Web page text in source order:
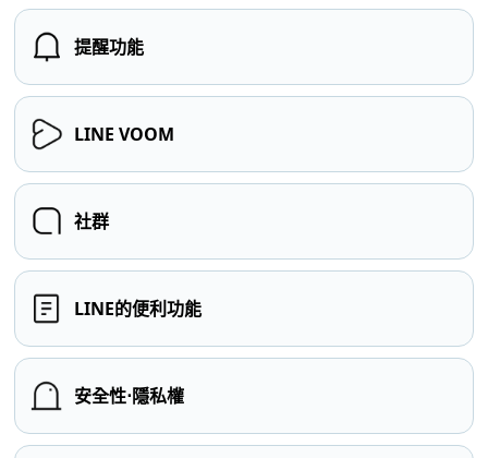
提醒功能
LINE VOOM
社群
LINE的便利功能
安全性⋅隱私權